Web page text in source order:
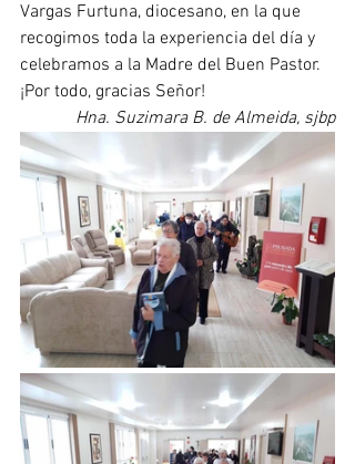
Vargas Furtuna, diocesano, en la que
recogimos toda la experiencia del día y
celebramos a la Madre del Buen Pastor.
¡Por todo, gracias Señor!
Hna. Suzimara B. de Almeida, sjbp